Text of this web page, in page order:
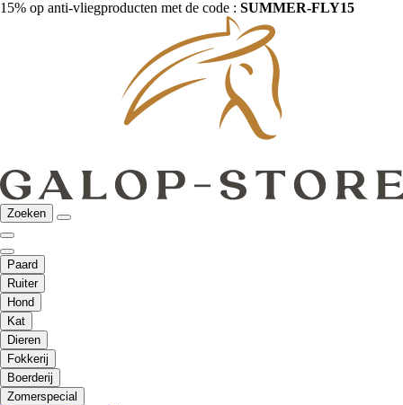
15% op anti-vliegproducten met de code : SUMMER-FLY15
Zoeken
Paard
Ruiter
Hond
Kat
Dieren
Fokkerij
Boerderij
Zomerspecial